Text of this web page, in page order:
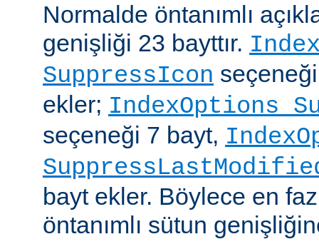
Normalde öntanımlı
genişliği 23 bayttır.
SuppressIcon
ekler; IndexOptions
seçeneği 7 bayt,
bayt ekler. Böylece en
öntanımlı sütun